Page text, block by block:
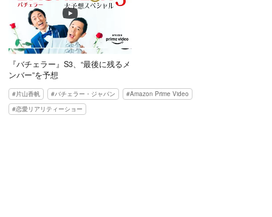
『バチェラー』S3、“最後に残るメ
ンバー”を予想
片山香帆 バチェラー・ジャパン
Amazon Prime Video
恋愛リアリティーショー